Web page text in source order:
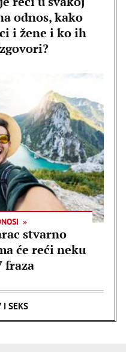
odnos, kako
i žene i ko ih
stvarno
će reći neku
fraza
I SEKS